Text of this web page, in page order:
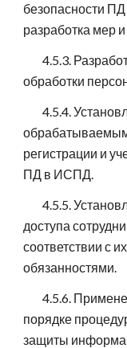
безопасности
разработка мер
4.5.3.
обработки
4.5.4.
регистрации и
ПД в ИСПД.
4.5.5.
доступа
соответствии с
обязанностями.
4.5.6.
порядке
защиты